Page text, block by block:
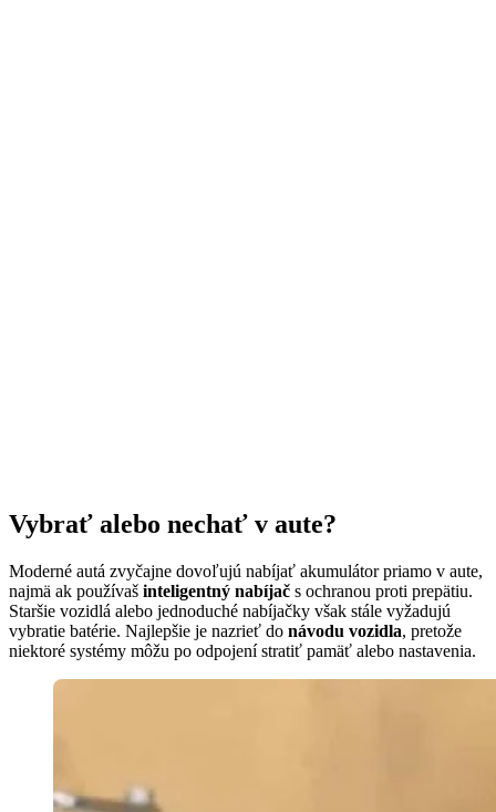
Vybrať alebo nechať v aute?
Moderné autá zvyčajne dovoľujú nabíjať akumulátor priamo v aute,
najmä ak používaš inteligentný nabíjač s ochranou proti prepätiu.
Staršie vozidlá alebo jednoduché nabíjačky však stále vyžadujú
vybratie batérie. Najlepšie je nazrieť do návodu vozidla, pretože
niektoré systémy môžu po odpojení stratiť pamäť alebo nastavenia.